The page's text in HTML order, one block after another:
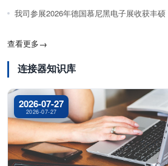
我司参展2026年德国慕尼黑电子展收获丰硕
查看更多→
连接器知识库
2026-07-27
2026-07-27